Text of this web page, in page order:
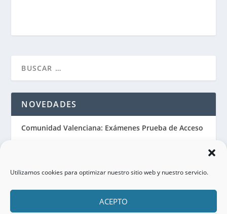
Utilizamos cookies para optimizar nuestro sitio web y nuestro servicio.
ACEPTO
NOVEDADES
Comunidad Valenciana: Exámenes Prueba de Acceso